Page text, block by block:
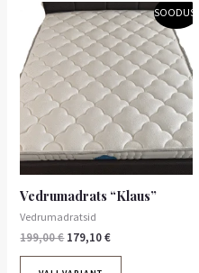
SOODUS!
Vedrumadrats “Klaus”
Vedrumadratsid
199,00€
Algne
hind
oli:
199,00 €.
179,10€
Praegune
hind
on:
179,10 €.